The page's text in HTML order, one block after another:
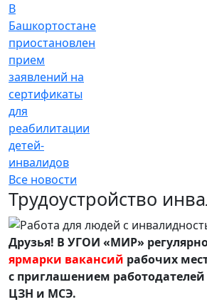
В
Башкортостане
приостановлен
прием
заявлений на
сертификаты
для
реабилитации
детей-
инвалидов
Все новости
Трудоустройство
Друзья! В УГОИ «МИР»
ярмарки вакансий рабочих
с приглашением
ЦЗН и МСЭ.